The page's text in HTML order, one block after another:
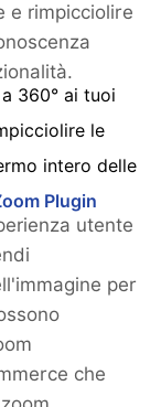
e rimpicciolire
360° ai tuoi
le
intero delle
Plugin
utente
per
che